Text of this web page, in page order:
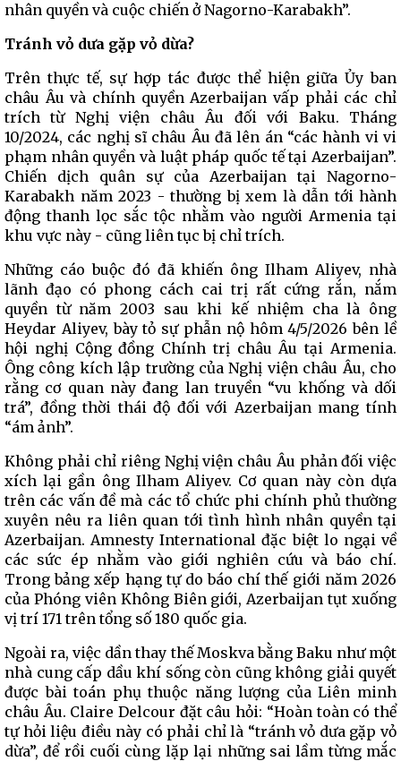
nhân quyền và cuộc chiến ở Nagorno-Karabakh”.
Tránh vỏ dưa gặp vỏ dừa?
Trên thực tế, sự hợp tác được thể hiện giữa Ủy ban
châu Âu và chính quyền Azerbaijan vấp phải các chỉ
trích từ Nghị viện châu Âu đối với Baku. Tháng
10/2024, các nghị sĩ châu Âu đã lên án “các hành vi vi
phạm nhân quyền và luật pháp quốc tế tại Azerbaijan”.
Chiến dịch quân sự của Azerbaijan tại Nagorno-
Karabakh năm 2023 - thường bị xem là dẫn tới hành
động thanh lọc sắc tộc nhằm vào người Armenia tại
khu vực này - cũng liên tục bị chỉ trích.
Những cáo buộc đó đã khiến ông Ilham Aliyev, nhà
lãnh đạo có phong cách cai trị rất cứng rắn, nắm
quyền từ năm 2003 sau khi kế nhiệm cha là ông
Heydar Aliyev, bày tỏ sự phẫn nộ hôm 4/5/2026 bên lề
hội nghị Cộng đồng Chính trị châu Âu tại Armenia.
Ông công kích lập trường của Nghị viện châu Âu, cho
rằng cơ quan này đang lan truyền “vu khống và dối
trá”, đồng thời thái độ đối với Azerbaijan mang tính
“ám ảnh”.
Không phải chỉ riêng Nghị viện châu Âu phản đối việc
xích lại gần ông Ilham Aliyev. Cơ quan này còn dựa
trên các vấn đề mà các tổ chức phi chính phủ thường
xuyên nêu ra liên quan tới tình hình nhân quyền tại
Azerbaijan. Amnesty International đặc biệt lo ngại về
các sức ép nhằm vào giới nghiên cứu và báo chí.
Trong bảng xếp hạng tự do báo chí thế giới năm 2026
của Phóng viên Không Biên giới, Azerbaijan tụt xuống
vị trí 171 trên tổng số 180 quốc gia.
Ngoài ra, việc dần thay thế Moskva bằng Baku như một
nhà cung cấp dầu khí sống còn cũng không giải quyết
được bài toán phụ thuộc năng lượng của Liên minh
châu Âu. Claire Delcour đặt câu hỏi: “Hoàn toàn có thể
tự hỏi liệu điều này có phải chỉ là “tránh vỏ dưa gặp vỏ
dừa”, để rồi cuối cùng lặp lại những sai lầm từng mắc